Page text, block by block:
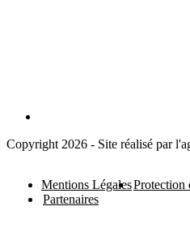
Copyright 2026 - Site réalisé par
Mentions LégalesProtection
Partenaires